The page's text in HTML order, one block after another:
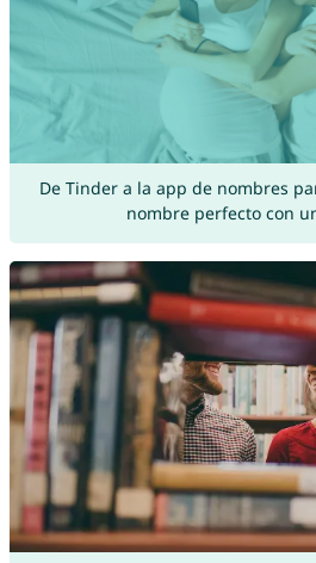
De Tinder a la app de nombres
nombre perfecto con